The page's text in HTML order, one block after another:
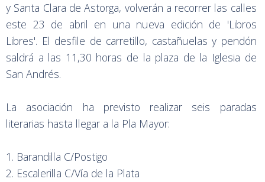
y Santa Clara de Astorga, volverán a recorrer las calles
este 23 de abril en una nueva edición de 'Libros
Libres'. El desfile de carretillo, castañuelas y pendón
saldrá a las 11,30 horas de la plaza de la Iglesia de
San Andrés.
La asociación ha previsto realizar seis paradas
literarias hasta llegar a la Pla Mayor:
1. Barandilla C/Postigo
2. Escalerilla C/Vía de la Plata